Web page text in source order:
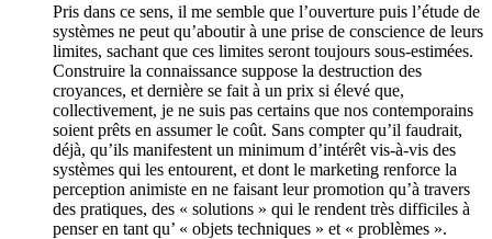
Pris dans ce sens, il me semble que l’ouverture puis l’étude de
systèmes ne peut qu’aboutir à une prise de conscience de leurs
limites, sachant que ces limites seront toujours sous-estimées.
Construire la connaissance suppose la destruction des
croyances, et dernière se fait à un prix si élevé que,
collectivement, je ne suis pas certains que nos contemporains
soient prêts en assumer le coût. Sans compter qu’il faudrait,
déjà, qu’ils manifestent un minimum d’intérêt vis-à-vis des
systèmes qui les entourent, et dont le marketing renforce la
perception animiste en ne faisant leur promotion qu’à travers
des pratiques, des « solutions » qui le rendent très difficiles à
penser en tant qu’ « objets techniques » et « problèmes ».